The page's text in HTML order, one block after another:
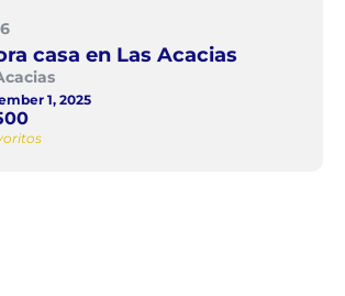
casa en Las Acacias
1, 2025